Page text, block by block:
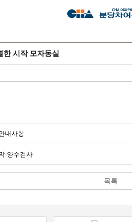
한 시작 모자동실
내사항
·양수검사
목록